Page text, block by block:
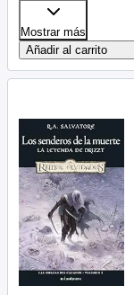
Mostrar más
Añadir al carrito